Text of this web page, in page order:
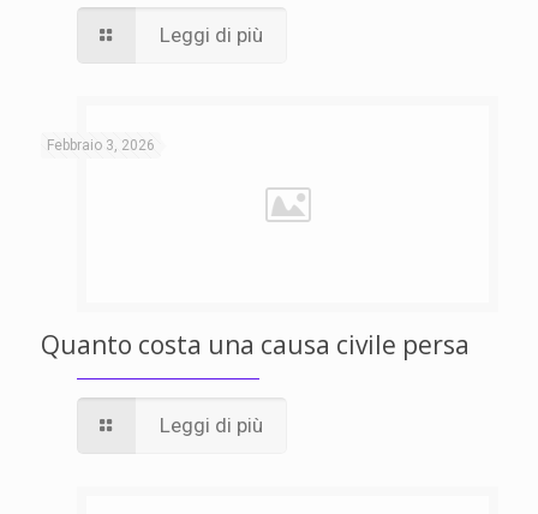
Leggi di più
Febbraio 3, 2026
Quanto costa una causa civile persa
Leggi di più